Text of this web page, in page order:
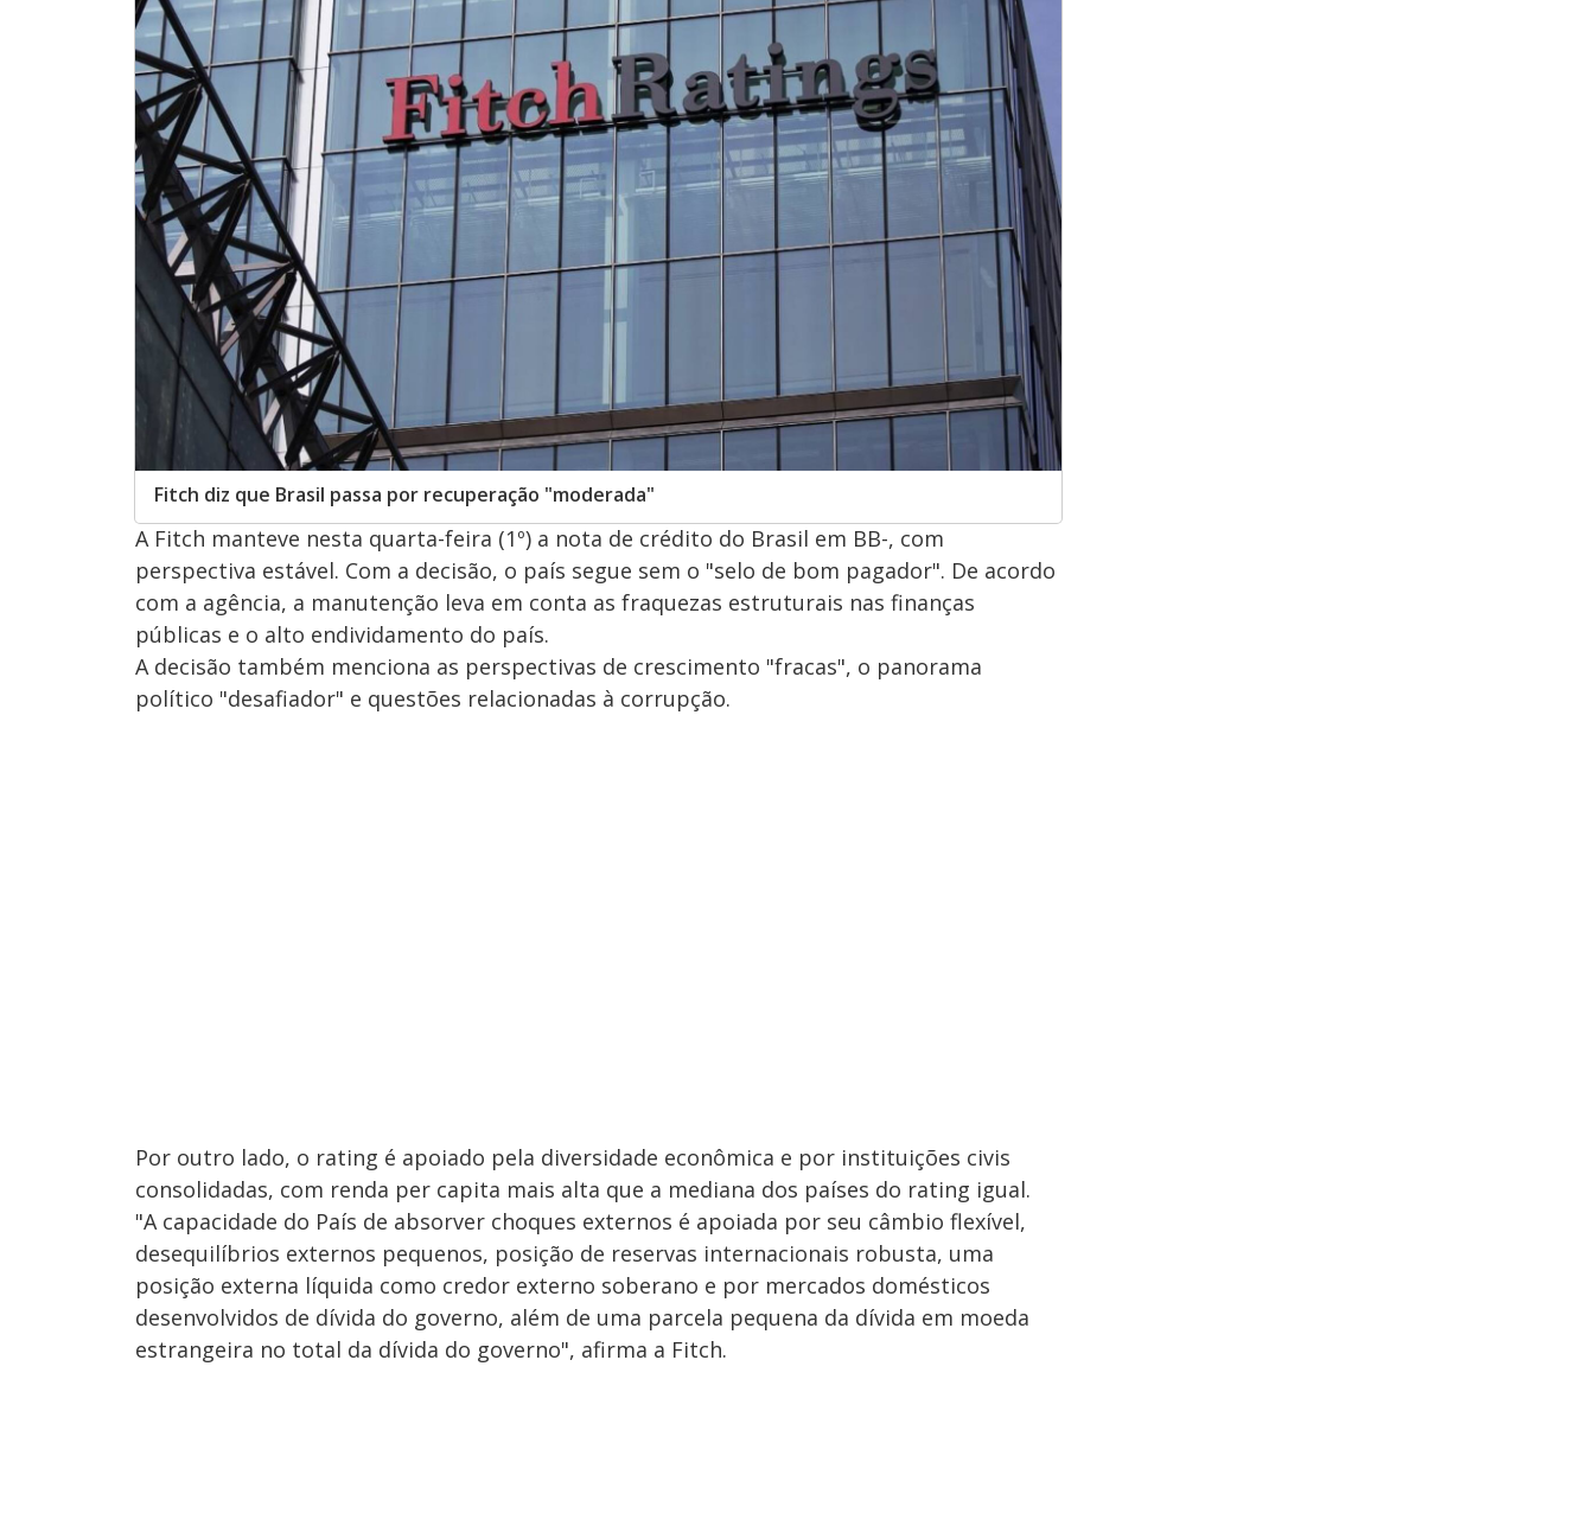
Fitch diz que Brasil passa por recuperação "moderada"
A Fitch manteve nesta quarta-feira (1º) a nota de crédito do Brasil em BB-, com
perspectiva estável. Com a decisão, o país segue sem o "selo de bom pagador". De acordo
com a agência, a manutenção leva em conta as fraquezas estruturais nas finanças
públicas e o alto endividamento do país.
A decisão também menciona as perspectivas de crescimento "fracas", o panorama
político "desafiador" e questões relacionadas à corrupção.
Por outro lado, o rating é apoiado pela diversidade econômica e por instituições civis
consolidadas, com renda per capita mais alta que a mediana dos países do rating igual.
"A capacidade do País de absorver choques externos é apoiada por seu câmbio flexível,
desequilíbrios externos pequenos, posição de reservas internacionais robusta, uma
posição externa líquida como credor externo soberano e por mercados domésticos
desenvolvidos de dívida do governo, além de uma parcela pequena da dívida em moeda
estrangeira no total da dívida do governo", afirma a Fitch.